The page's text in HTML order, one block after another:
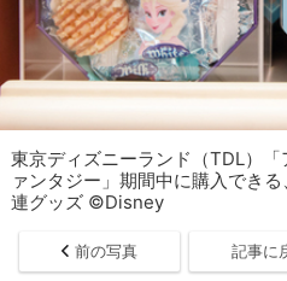
東京ディズニーランド（TDL）
ァンタジー」期間中に購入でき
連グッズ ©Disney
前の写真 記事に